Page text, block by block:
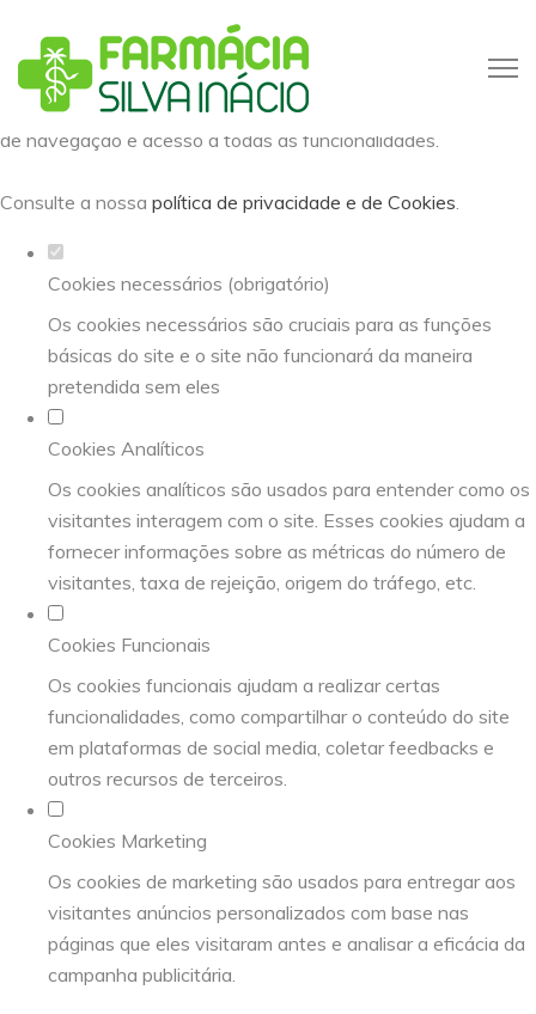
Defina as suas preferências de
cookies para este website.
Este website utiliza cookies estritamente necessários,
analíticos e funcionais, para lhe oferecer uma boa experiência
de navegação e acesso a todas as funcionalidades.
Consulte a nossa política de privacidade e de Cookies.
Cookies necessários (obrigatório)
Os cookies necessários são cruciais para as funções
básicas do site e o site não funcionará da maneira
pretendida sem eles
Cookies Analíticos
Os cookies analíticos são usados para entender como os
visitantes interagem com o site. Esses cookies ajudam a
fornecer informações sobre as métricas do número de
visitantes, taxa de rejeição, origem do tráfego, etc.
Cookies Funcionais
Os cookies funcionais ajudam a realizar certas
funcionalidades, como compartilhar o conteúdo do site
em plataformas de social media, coletar feedbacks e
outros recursos de terceiros.
Cookies Marketing
Os cookies de marketing são usados para entregar aos
visitantes anúncios personalizados com base nas
páginas que eles visitaram antes e analisar a eficácia da
campanha publicitária.